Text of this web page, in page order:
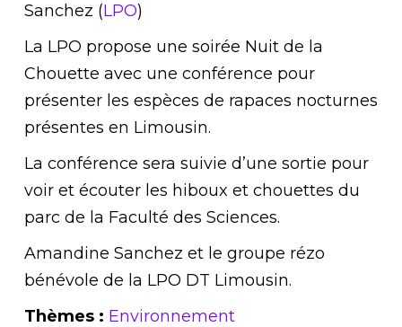
Sanchez (LPO)
La LPO propose une soirée Nuit de la
Chouette avec une conférence pour
présenter les espèces de rapaces nocturnes
présentes en Limousin.
La conférence sera suivie d’une sortie pour
voir et écouter les hiboux et chouettes du
parc de la Faculté des Sciences.
Amandine Sanchez et le groupe rézo
bénévole de la LPO DT Limousin.
Thèmes : Environnement